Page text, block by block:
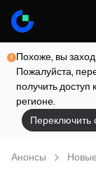
Похоже, вы
Пожалуйста,
получить
регионе.
Переключить
Анонсы